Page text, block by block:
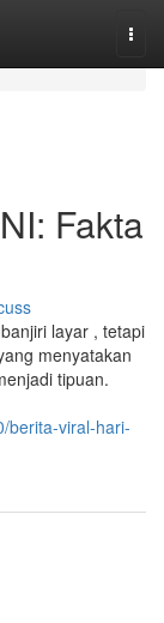
Fakta
layar , tetapi
menyatakan
tipuan.
berita-viral-hari-